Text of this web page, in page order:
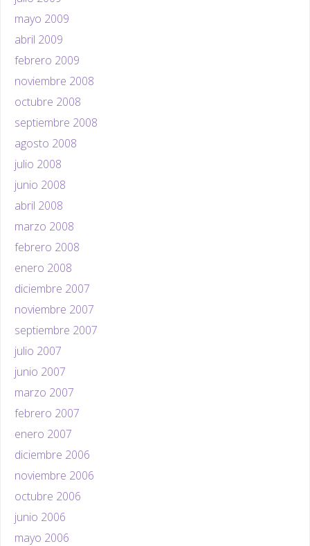
mayo 2009
abril 2009
febrero 2009
noviembre 2008
octubre 2008
septiembre 2008
agosto 2008
julio 2008
junio 2008
abril 2008
marzo 2008
febrero 2008
enero 2008
diciembre 2007
noviembre 2007
septiembre 2007
julio 2007
junio 2007
marzo 2007
febrero 2007
enero 2007
diciembre 2006
noviembre 2006
octubre 2006
junio 2006
mayo 2006